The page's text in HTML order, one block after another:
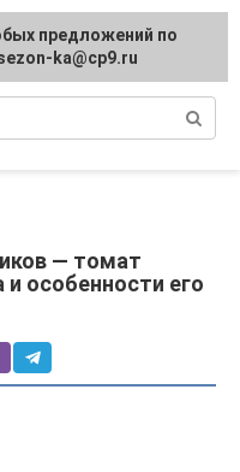
— томат
особенности его
предложений по
ka@cp9.ru